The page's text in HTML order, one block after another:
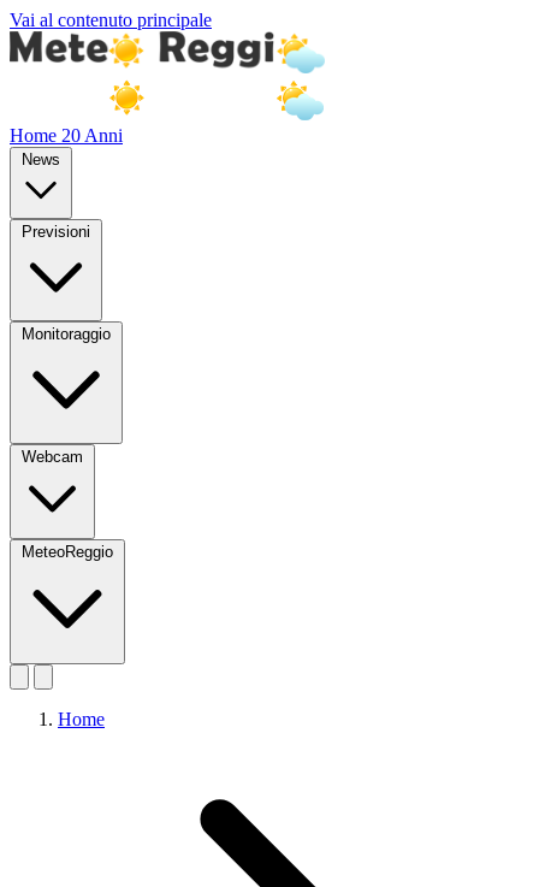
Vai al contenuto principale
Home 20 Anni
News
Previsioni
Monitoraggio
Webcam
MeteoReggio
Home